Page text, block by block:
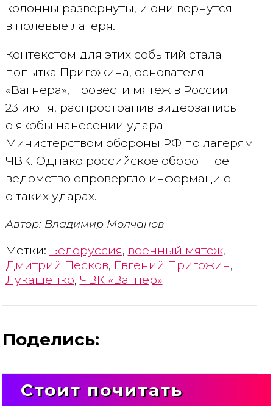
колонны развернуты, и они вернутся
в полевые лагеря.
Контекстом для этих событий стала
попытка Пригожина, основателя
«Вагнера», провести мятеж в России
23 июня, распространив видеозапись
о якобы нанесении удара
Министерством обороны РФ по лагерям
ЧВК. Однако российское оборонное
ведомство опровергло информацию
о таких ударах.
Автор: Владимир Молчанов
Метки: Белоруссия, военный мятеж,
Дмитрий Песков, Евгений Пригожин,
Лукашенко, ЧВК «Вагнер»
Поделись:
Стоит почитать